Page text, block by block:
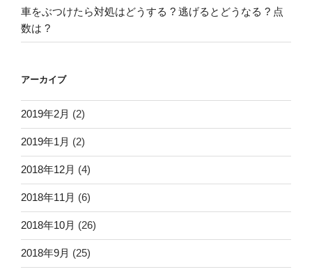
車をぶつけたら対処はどうする ? 逃げるとどうなる ? 点
数は ?
アーカイブ
2019年2月 (2)
2019年1月 (2)
2018年12月 (4)
2018年11月 (6)
2018年10月 (26)
2018年9月 (25)